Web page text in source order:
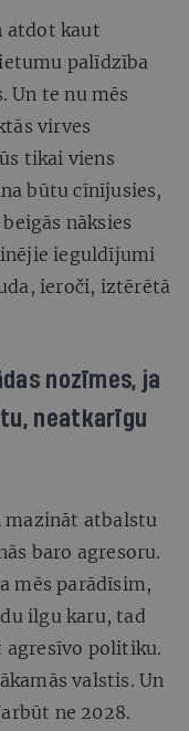
atdot kaut
palīdzība
Un te nu mēs
virves
tikai viens
būtu cīnījusies,
nāksies
ieguldījumi
ieroči, iztērētā
nozīmes, ja
neatkarīgu
mazināt atbalstu
baro agresoru.
mēs parādīsim,
ilgu karu, tad
agresīvo politiku.
valstis. Un
ne 2028.